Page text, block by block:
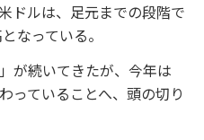
ドルは、足元までの段階で
なっている。
が続いてきたが、今年は
っていることへ、頭の切り